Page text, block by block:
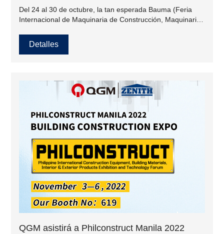
Del 24 al 30 de octubre, la tan esperada Bauma (Feria
Internacional de Maquinaria de Construcción, Maquinaria
Vehículos de Construcción y Equipos de Construcción de
Munich) en Alemania comenzó con éxito en el Centro de
Detalles
QGM asistirá a Philconstruct Manila 2022